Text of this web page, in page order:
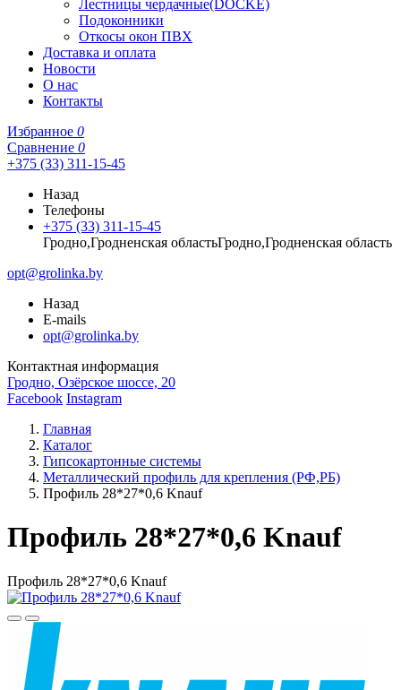
Лестницы чердачные(DOCKE)
Подоконники
Откосы окон ПВХ
Доставка и оплата
Новости
О нас
Контакты
Избранное 0
Сравнение 0
+375 (33) 311-15-45
Назад
Телефоны
+375 (33) 311-15-45
Гродно,Гродненская областьГродно,Гродненская область
opt@grolinka.by
Назад
E-mails
opt@grolinka.by
Контактная информация
Гродно, Озёрское шоссе, 20
Facebook Instagram
Главная
Каталог
Гипсокартонные системы
Металлический профиль для крепления (РФ,РБ)
Профиль 28*27*0,6 Knauf
Профиль 28*27*0,6 Knauf
Профиль 28*27*0,6 Knauf